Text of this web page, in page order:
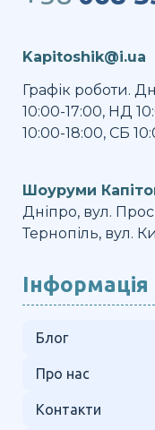
Kapitoshik@i.ua
Графік роботи.
10:00-17:00, НД
10:00-18:00, СБ
Шоуруми
Дніпро, вул.
Тернопіль, вул.
Інформація
Блог
Про нас
Контакти